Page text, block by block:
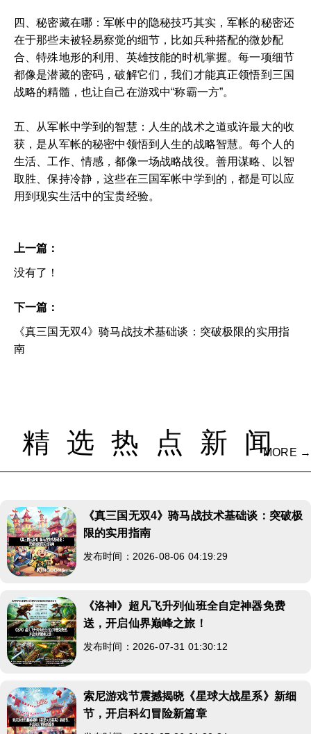
四、秘密藏在哪：军帐中的隐秘技巧其实，军帐的秘密还
在于那些未被轻易察觉的细节，比如兵种搭配的微妙配
合、特殊地形的利用、英雄技能的时机掌握。每一项细节
都像是潜藏的密码，破解它们，我们才能真正领悟到三国
战略的精髓，也让自己在游戏中“称霸一方”。
五、从军帐中学到的智慧：人生的战术之道或许最大的收
获，是从军帐的秘密中领悟到人生的战略智慧。每个人的
生活、工作、情感，都像一场战略战役。善用谋略、以智
取胜、保持冷静，这些在三国军帐中学到的，都是可以应
用到现实生活中的宝贵经验。
上一篇：
没有了！
下一篇：
《真三国无双4》骑马战技术基础谈：突破极限的实用指
南
精选热点新闻
MORE →
《真三国无双4》骑马战技术基础谈：突破极
限的实用指南
发布时间：2026-08-06 04:19:29
《洛神》超凡飞升列仙班全自定神器免费
送，开启仙界巅峰之旅！
发布时间：2026-07-31 01:30:12
索尼游戏节震撼揭晓《星球大战星系》新细
节，开启科幻冒险新篇章